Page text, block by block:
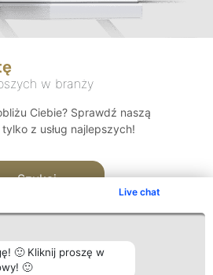
Live chat
🙂 Kliknij proszę w
🙂
w branży
Ciebie? Sprawdź naszą
z usług najlepszych!
Szukaj